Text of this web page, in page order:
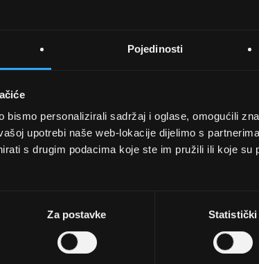
Pojedinosti
bismo personalizirali sadržaj i oglase, omogućili
upotrebi naše web-lokacije dijelimo s
s drugim podacima koje ste im pružili ili koje su
Za postavke Statistički
selection
UVJETI KUPNJE
Opći uvjeti poslovanja
Napredno pretraživanje
Narudžbe i povrati